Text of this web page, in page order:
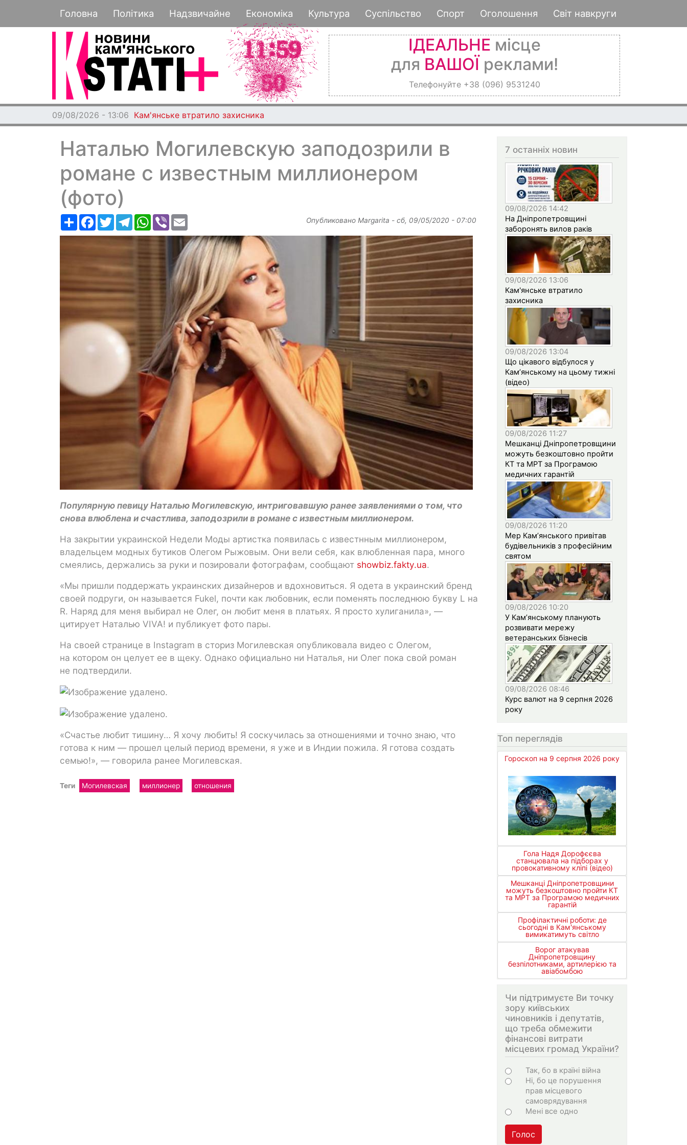
к
основному
Основная навигация
Головна Політика Надзвичайне Економіка Культура Суспільство Спорт Оголошення Світ навкруги
ІДЕАЛЬНЕ місце
для ВАШОЇ реклами!
Телефонуйте +38 (096) 9531240
09/08/2026 - 13:06 Кам'янське втратило захисника
Наталью Могилевскую заподозрили в
романе с известным миллионером
(фото)
РесурсFacebook
TwitterTelegramWhatsApp
Viber Опубликовано Margarita - сб, 09/05/2020 - 07:00
Популярную певицу Наталью Могилевскую, интриговавшую ранее заявлениями о том, что
снова влюблена и счастлива, заподозрили в романе с известным миллионером.
На закрытии украинской Недели Моды артистка появилась с известнным миллионером,
владельцем модных бутиков Олегом Рыжовым. Они вели себя, как влюбленная пара, много
смеялись, держались за руки и позировали фотографам, сообщают showbiz.fakty.ua.
«Мы пришли поддержать украинских дизайнеров и вдохновиться. Я одета в украинский бренд
своей подруги, он называется Fukel, почти как любовник, если поменять последнюю букву L на
R. Наряд для меня выбирал не Олег, он любит меня в платьях. Я просто хулиганила», —
цитирует Наталью VIVA! и публикует фото пары.
На своей странице в Instagram в сториз Могилевская опубликовала видео с Олегом,
на котором он целует ее в щеку. Однако официально ни Наталья, ни Олег пока свой роман
не подтвердили.
«Счастье любит тишину… Я хочу любить! Я соскучилась за отношениями и точно знаю, что
готова к ним — прошел целый период времени, я уже и в Индии пожила. Я готова создать
семью!», — говорила ранее Могилевская.
Теги Могилевская миллионер отношения
7 останніх новин
09/08/2026 14:42
На Дніпропетровщині
заборонять вилов раків
09/08/2026 13:06
Кам'янське втратило
захисника
09/08/2026 13:04
Що цікавого відбулося у
Кам’янському на цьому тижні
(відео)
09/08/2026 11:27
Мешканці Дніпропетровщини
можуть безкоштовно пройти
КТ та МРТ за Програмою
медичних гарантій
09/08/2026 11:20
Мер Кам’янського привітав
будівельників з професійним
святом
09/08/2026 10:20
У Кам’янському планують
розвивати мережу
ветеранських бізнесів
09/08/2026 08:46
Курс валют на 9 серпня 2026
року
Топ переглядів
Гороскоп на 9 серпня 2026 року
Гола Надя Дорофєєва
станцювала на підборах у
провокативному кліпі (відео)
Мешканці Дніпропетровщини
можуть безкоштовно пройти КТ
та МРТ за Програмою медичних
гарантій
Профілактичні роботи: де
сьогодні в Кам'янському
вимикатимуть світло
Ворог атакував
Дніпропетровщину
безпілотниками, артилерією та
авіабомбою
Чи підтримуєте Ви точку
зору київських
чиновників і депутатів,
що треба обмежити
фінансові витрати
місцевих громад України?
Choices
Так, бо в країні війна
Ні, бо це порушення
прав місцевого
самоврядування
Мені все одно
Голос